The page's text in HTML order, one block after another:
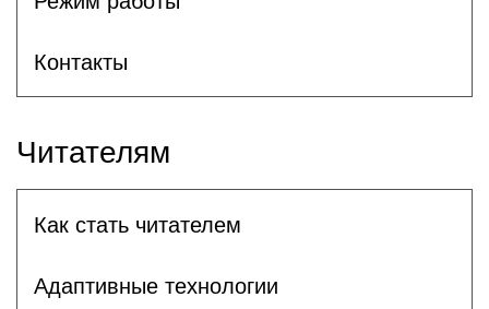
Контакты
Читателям
Как стать читателем
Адаптивные технологии